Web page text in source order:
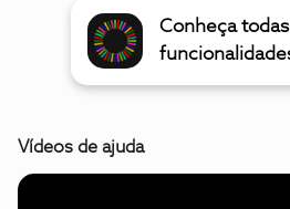
Conheça
Vídeos de ajuda